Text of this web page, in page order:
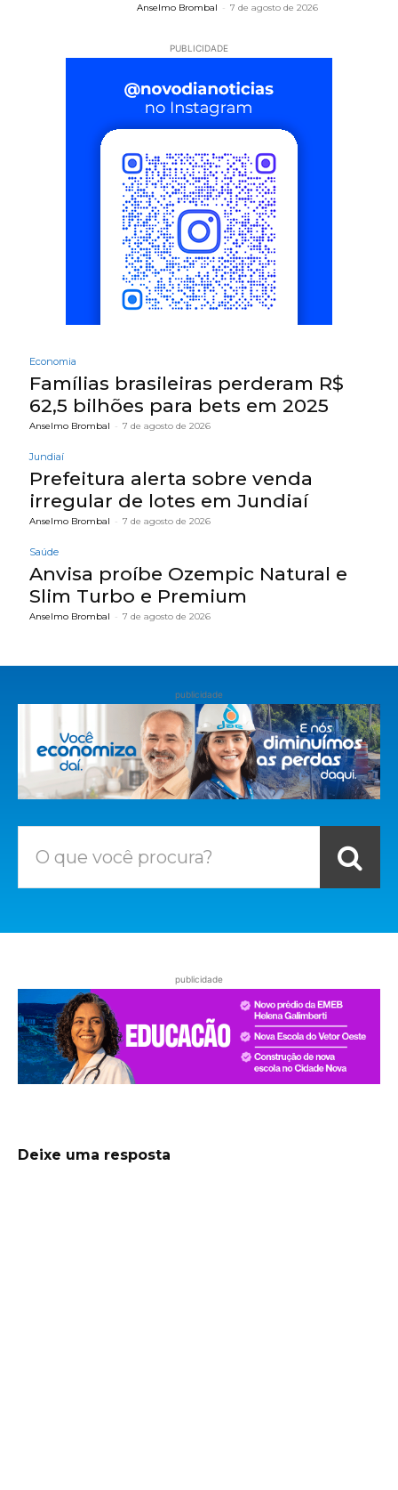
Anselmo Brombal - 7 de agosto de 2026
PUBLICIDADE
Economia
Famílias brasileiras perderam R$
62,5 bilhões para bets em 2025
Anselmo Brombal - 7 de agosto de 2026
Jundiaí
Prefeitura alerta sobre venda
irregular de lotes em Jundiaí
Anselmo Brombal - 7 de agosto de 2026
Saúde
Anvisa proíbe Ozempic Natural e
Slim Turbo e Premium
Anselmo Brombal - 7 de agosto de 2026
publicidade
O que você procura?
publicidade
Deixe uma resposta